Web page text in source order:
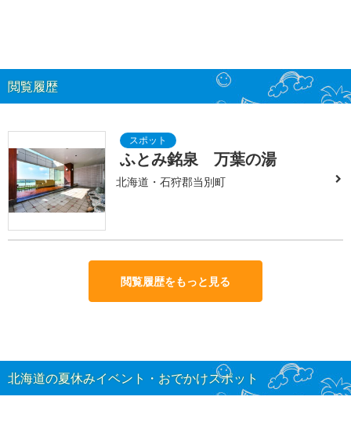
閲覧履歴
ふとみ銘泉 万葉の湯
北海道・石狩郡当別町
閲覧履歴をもっと見る
北海道の夏休みイベント・おでかけスポット